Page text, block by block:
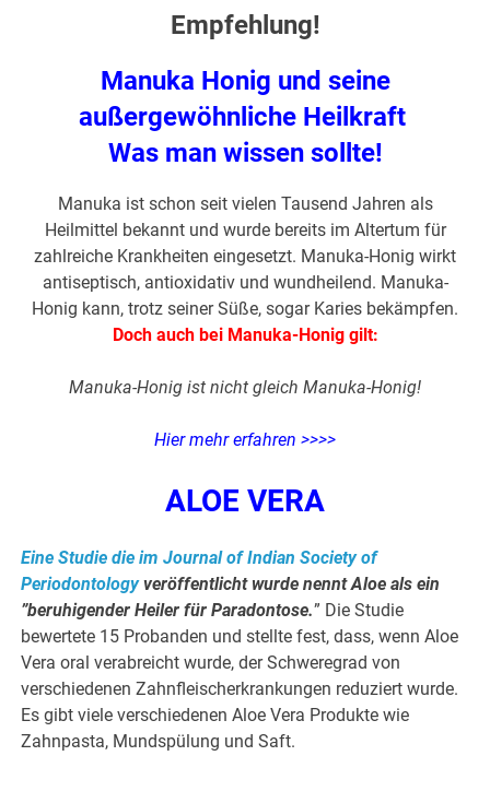
Empfehlung!
Manuka Honig und seine
außergewöhnliche Heilkraft
Was man wissen sollte!
Manuka ist schon seit vielen Tausend Jahren als
Heilmittel bekannt und wurde bereits im Altertum für
zahlreiche Krankheiten eingesetzt. Manuka-Honig wirkt
antiseptisch, antioxidativ und wundheilend. Manuka-
Honig kann, trotz seiner Süße, sogar Karies bekämpfen.
Doch auch bei Manuka-Honig gilt:
Manuka-Honig ist nicht gleich Manuka-Honig!
Hier mehr erfahren >>>>
ALOE VERA
Eine Studie die im Journal of Indian Society of
Periodontologyveröffentlicht wurde nennt Aloe als ein
”beruhigender Heiler für Paradontose.” Die Studie
bewertete 15 Probanden und stellte fest, dass, wenn Aloe
Vera oral verabreicht wurde, der Schweregrad von
verschiedenen Zahnfleischerkrankungen reduziert wurde.
Es gibt viele verschiedenen Aloe Vera Produkte wie
Zahnpasta, Mundspülung und Saft.